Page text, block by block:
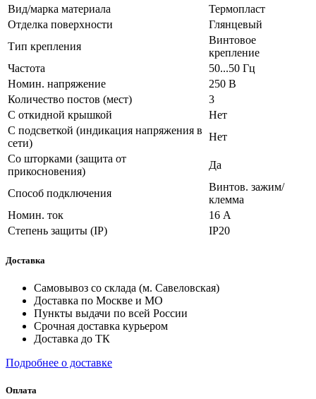
Вид/марка материала
Термопласт
Отделка поверхности
Глянцевый
Тип крепления
Винтовое
крепление
Частота
50...50 Гц
Номин. напряжение
250 В
Количество постов (мест)
3
С откидной крышкой
Нет
С подсветкой (индикация напряжения в
сети)
Нет
Со шторками (защита от
прикосновения)
Да
Способ подключения
Винтов. зажим/
клемма
Номин. ток
16 А
Степень защиты (IP)
IP20
Доставка
Самовывоз со склада (м. Савеловская)
Доставка по Москве и МО
Пункты выдачи по всей России
Срочная доставка курьером
Доставка до ТК
Подробнее о доставке
Оплата